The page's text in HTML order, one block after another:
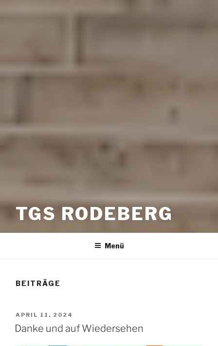
TGS RODEBERG
Menü
BEITRÄGE
VERÖFFENTLICHT
AM
APRIL 11, 2024
Danke und auf Wiedersehen